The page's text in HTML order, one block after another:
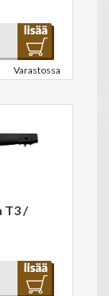
Varastossa
T3 /